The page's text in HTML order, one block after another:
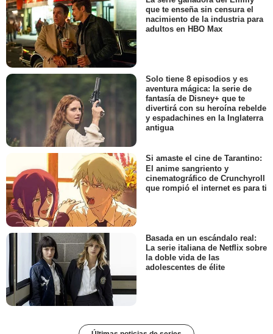
que te enseña sin censura el
nacimiento de la industria para
adultos en HBO Max
Solo tiene 8 episodios y es
aventura mágica: la serie de
fantasía de Disney+ que te
divertirá con su heroína rebelde
y espadachines en la Inglaterra
antigua
Si amaste el cine de Tarantino:
El anime sangriento y
cinematográfico de Crunchyroll
que rompió el internet es para ti
Basada en un escándalo real:
La serie italiana de Netflix sobre
la doble vida de las
adolescentes de élite